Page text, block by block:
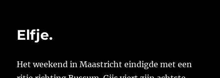
Elfje.
Het weekend in Maastricht eindigde met een